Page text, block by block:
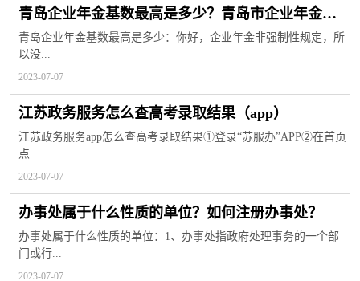
青岛企业年金基数最高是多少？青岛市企业年金方
案备案需要什么材料？
青岛企业年金基数最高是多少：你好，企业年金非强制性规定，所
以没...
2023-07-07
江苏政务服务怎么查高考录取结果（app）
江苏政务服务app怎么查高考录取结果①登录“苏服办”APP②在首页
点...
2023-07-07
办事处属于什么性质的单位？如何注册办事处？
办事处属于什么性质的单位：1、办事处指政府处理事务的一个部
门或行...
2023-07-07